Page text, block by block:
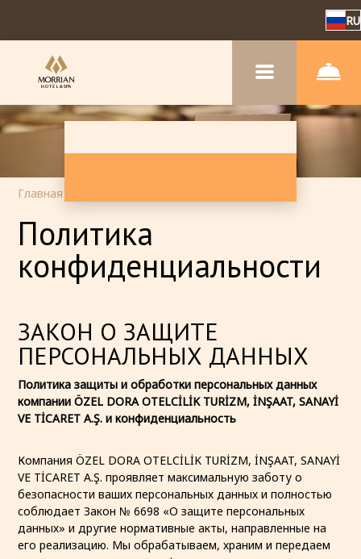
RU
Главная
Политика
конфиденциальности
ЗАКОН О ЗАЩИТЕ
ПЕРСОНАЛЬНЫХ ДАННЫХ
Политика защиты и обработки персональных данных
компании ÖZEL DORA OTELCİLİK TURİZM, İNŞAAT, SANAYİ
VE TİCARET A.Ş. и конфиденциальность
Компания ÖZEL DORA OTELCİLİK TURİZM, İNŞAAT, SANAYİ
VE TİCARET A.Ş. проявляет максимальную заботу о
безопасности ваших персональных данных и полностью
соблюдает Закон № 6698 «О защите персональных
данных» и другие нормативные акты, направленные на
его реализацию. Мы обрабатываем, храним и передаем